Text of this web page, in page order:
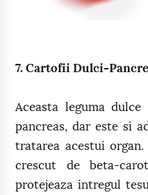
7. Cartofii Dulci-
Aceasta leguma
pancreas, dar este si
tratarea acestui
crescut de beta-
protejeaza intregul